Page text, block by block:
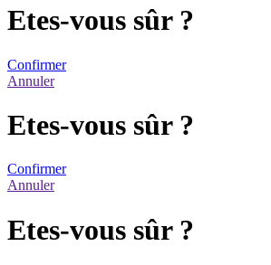
Etes-vous sûr ?
Confirmer
Annuler
Etes-vous sûr ?
Confirmer
Annuler
Etes-vous sûr ?